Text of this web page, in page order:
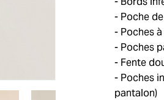
Poche
Poches
Poches
Fente
Poches
pantalon)